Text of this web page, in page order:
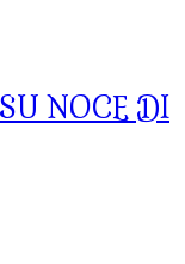
NOCE DI